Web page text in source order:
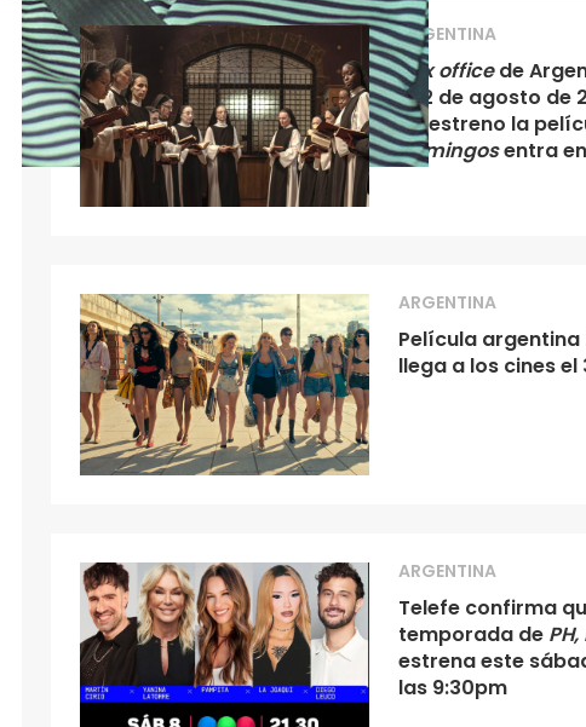
ARGENTINA
Box officede
al 2 de agosto de
de estreno la
domingosentra
ARGENTINA
Película argentina
llega a los cines
ARGENTINA
Telefe confirma
temporada de
estrena este
las 9:30pm